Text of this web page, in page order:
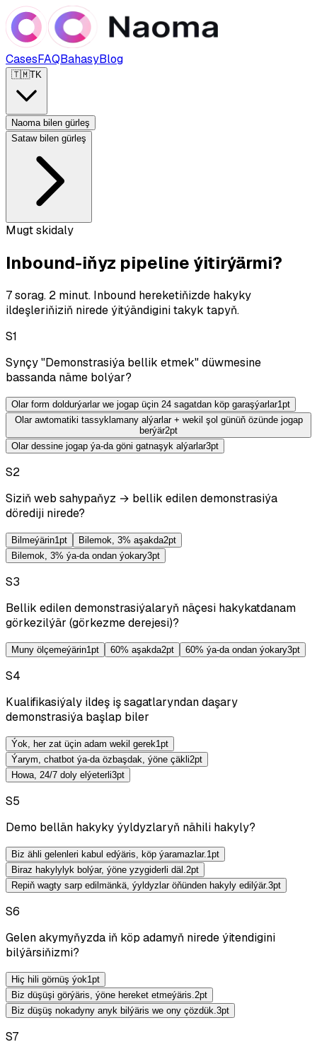
CasesFAQBahasyBlog
🇹🇲TK
Naoma bilen gürleş
Sataw bilen gürleş
Mugt skidaly
Inbound-iňyz pipeline ýitirýärmi?
7 sorag. 2 minut. Inbound hereketiňizde hakyky
ildeşleriňiziň nirede ýitýändigini takyk tapyň.
S1
Synçy "Demonstrasiýa bellik etmek" düwmesine
bassanda näme bolýar?
Olar form doldurýarlar we jogap üçin 24 sagatdan köp garaşýarlar1 pt
Olar awtomatiki tassyklamany alýarlar + wekil şol günüň özünde jogap
berýär2pt
Olar dessine jogap ýa-da göni gatnaşyk alýarlar3pt
S2
Siziň web sahypaňyz → bellik edilen demonstrasiýa
dörediji nirede?
Bilmeýärin1 pt Bilemok, 3% aşakda2pt
Bilemok, 3% ýa-da ondan ýokary3pt
S3
Bellik edilen demonstrasiýalaryň näçesi hakykatdanam
görkezilýär (görkezme derejesi)?
Muny ölçemeýärin1 pt 60% aşakda2pt 60% ýa-da ondan ýokary3pt
S4
Kualifikasiýaly ildeş iş sagatlaryndan daşary
demonstrasiýa başlap biler
Ýok, her zat üçin adam wekil gerek1 pt
Ýarym, chatbot ýa-da özbaşdak, ýöne çäkli2pt
Howa, 24/7 doly elýeterli3pt
S5
Demo bellän hakyky ýyldyzlaryň nähili hakyly?
Biz ähli gelenleri kabul edýäris, köp ýaramazlar. 1 pt
Biraz hakylylyk bolýar, ýöne yzygiderli däl. 2pt
Repiň wagty sarp edilmänkä, ýyldyzlar öňünden hakyly edilýär.3pt
S6
Gelen akymyňyzda iň köp adamyň nirede ýitendigini
bilýärsiňizmi?
Hiç hili görnüş ýok1 pt
Biz düşüşi görýäris, ýöne hereket etmeýäris. 2pt
Biz düşüş nokadyny anyk bilýäris we ony çözdük. 3pt
S7